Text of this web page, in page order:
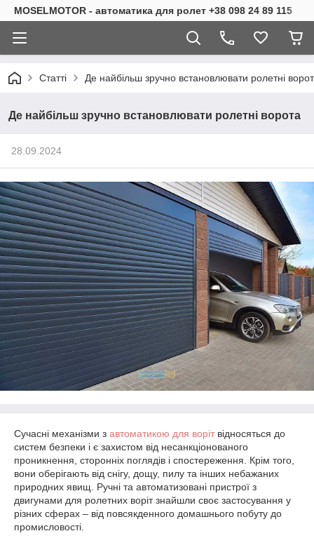
MOSELMOTOR - автоматика для ролет +38 098 24 89 115
Статті Де найбільш зручно встановлювати ролетні
Де найбільш зручно встановлювати ролетні ворота
28.09.2024
Сучасні механізми з автоматикою для воріт відносяться до
систем безпеки і є захистом від несанкціонованого
проникнення, сторонніх поглядів і спостереження. Крім того,
вони оберігають від снігу, дощу, пилу та інших небажаних
природних явищ. Ручні та автоматизовані пристрої з
двигунами для ролетних воріт знайшли своє застосування у
різних сферах – від повсякденного домашнього побуту до
промисловості.